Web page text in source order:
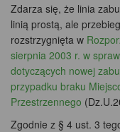
Zdarza się, że linia
linią prostą, ale
rozstrzygnięta w
sierpnia 2003 r. w
dotyczących nowej
przypadku braku
Przestrzennego
Zgodnie z § 4 ust. 3